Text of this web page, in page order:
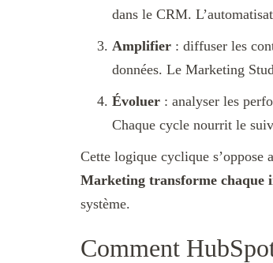
dans le CRM.
Amplifier : diffuser les
données. Le Marketing
Évoluer : analyser les
Chaque cycle nourrit le
Cette logique cyclique s’oppose
Marketing transforme chaque
système.
Comment